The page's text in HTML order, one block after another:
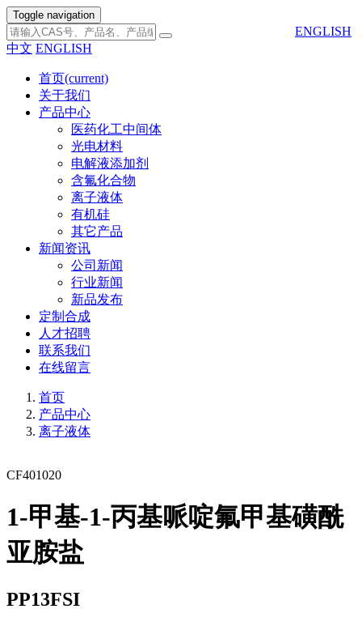
Toggle navigation
ENGLISH
中文 ENGLISH
首页(current)
关于我们
产品中心
医药化工中间体
光电材料
电解液添加剂
含氟化合物
离子液体
有机硅
其它产品
新闻资讯
公司新闻
行业新闻
新品发布
定制合成
人才招聘
联系我们
在线留言
首页
产品中心
离子液体
CF401020
1-甲基-1-丙基哌啶氟甲基磺酰
亚胺盐
PP13FSI